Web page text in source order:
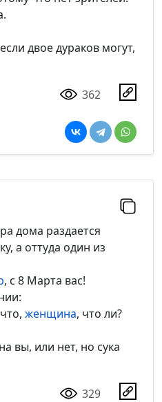
двое дураков могут,
362
дома раздается
а оттуда один из
, с 8 Марта вас!
женщина, что ли?
вы, или нет, но сука
329